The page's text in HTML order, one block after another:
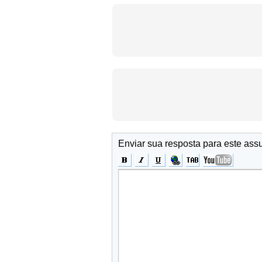
Enviar sua resposta para este